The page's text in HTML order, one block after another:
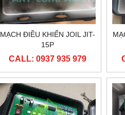
MẠCH ĐIỀU KHIỂN JOIL JIT-
15P
CALL: 0937 935 979